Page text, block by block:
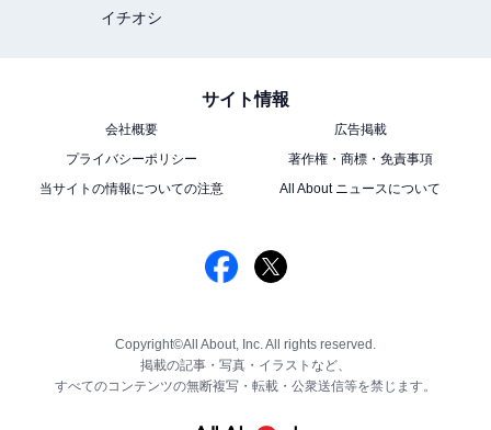
イチオシ
サイト情報
会社概要
広告掲載
プライバシーポリシー
著作権・商標・免責事項
当サイトの情報についての注意
All About ニュースについて
Copyright©All About, Inc. All rights reserved.
掲載の記事・写真・イラストなど、
すべてのコンテンツの無断複写・転載・公衆送信等を禁じます。